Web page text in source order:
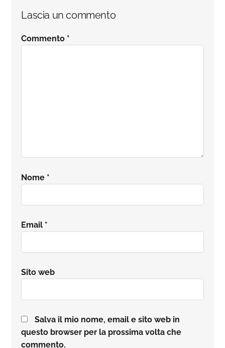
Interazioni
del
Lascia un commento
Commento *
Nome *
Email *
Sito web
Salva il mio nome, email e sito web in
questo browser per la prossima volta che
commento.